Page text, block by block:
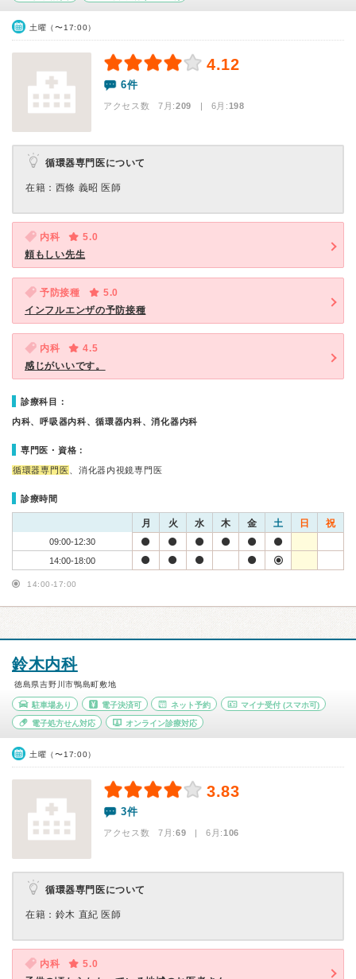
土曜（〜17:00）
4.12
6件
アクセス数 7月:209 | 6月:198
循環器専門医について
在籍：西條 義昭 医師
内科
5.0
頼もしい先生
予防接種
5.0
インフルエンザの予防接種
内科
4.5
感じがいいです。
診療科目：
内科、呼吸器内科、循環器内科、消化器内科
専門医・資格：
循環器専門医 、消化器内視鏡専門医
診療時間
月 火 水 木 金 土 日 祝
09:00-12:30
14:00-18:00
14:00-17:00
鈴木内科
徳島県吉野川市鴨島町敷地
駐車場あり 電子決済可 ネット予約 マイナ受付 (スマホ可)
電子処方せん対応 オンライン診療対応
土曜（〜17:00）
3.83
3件
アクセス数 7月:69 | 6月:106
循環器専門医について
在籍：鈴木 直紀 医師
内科
5.0